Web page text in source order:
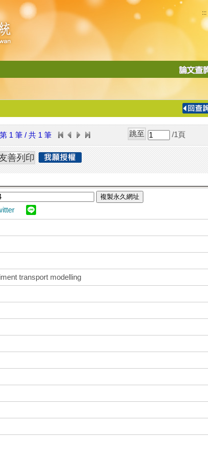
:::
導
第 1 筆 / 共 1 筆 /1 頁
複製永久網址
transport modelling